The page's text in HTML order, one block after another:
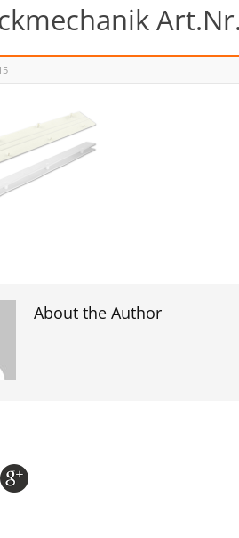
About the Author